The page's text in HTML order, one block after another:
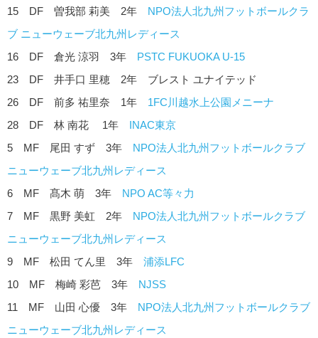
15 DF 曽我部 莉美 2年 NPO法人北九州フットボールクラ
ブ ニューウェーブ北九州レディース
16 DF 倉光 涼羽 3年 PSTC FUKUOKA U-15
23 DF 井手口 里穂 2年 ブレスト ユナイテッド
26 DF 前多 祐里奈 1年 1FC川越水上公園メニーナ
28 DF 林 南花 1年 INAC東京
5 MF 尾田 すず 3年 NPO法人北九州フットボールクラブ
ニューウェーブ北九州レディース
6 MF 髙木 萌 3年 NPO AC等々力
7 MF 黒野 美虹 2年 NPO法人北九州フットボールクラブ
ニューウェーブ北九州レディース
9 MF 松田 てん里 3年 浦添LFC
10 MF 梅崎 彩芭 3年 NJSS
11 MF 山田 心優 3年 NPO法人北九州フットボールクラブ
ニューウェーブ北九州レディース